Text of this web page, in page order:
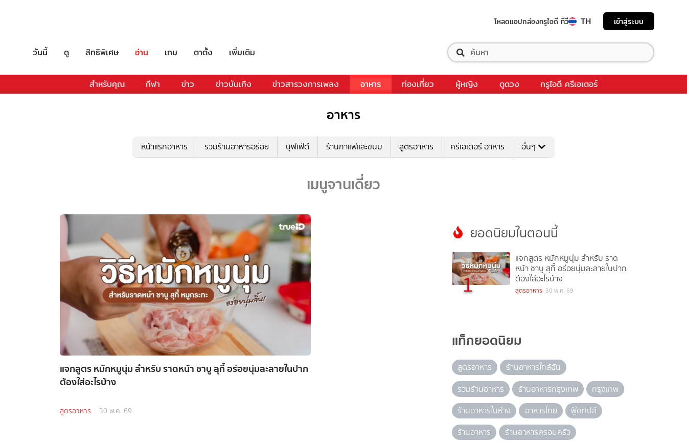
โหลดแอปกล่องทรูไอดี ทีวี TH เข้าสู่ระบบ
วันนี้ ดู สิทธิพิเศษ อ่าน เกม ตาตั้ง เพิ่มเติม
สำหรับคุณ กีฬา ข่าว ข่าวบันเทิง ข่าวสารวงการเพลง อาหาร ท่องเที่ยว ผู้หญิง ดูดวง ทรูไอดี ครีเอเตอร์
อาหาร
หน้าแรกอาหาร รวมร้านอาหารอร่อย บุฟเฟ่ต์ ร้านกาแฟและขนม สูตรอาหาร ครีเอเตอร์ อาหาร อื่นๆ
เมนูจานเดี่ยว
แจกสูตร หมักหมูนุ่ม สำหรับ ราดหน้า ชาบู สุกี้ อร่อยนุ่มละลายในปาก
ต้องใส่อะไรบ้าง
สูตรอาหาร 30 พ.ค. 69
ยอดนิยมในตอนนี้
1
แจกสูตร หมักหมูนุ่ม สำหรับ ราด
หน้า ชาบู สุกี้ อร่อยนุ่มละลายในปาก
ต้องใส่อะไรบ้าง
สูตรอาหาร 30 พ.ค. 69
แท็กยอดนิยม
สูตรอาหาร
ร้านอาหารใกล้ฉัน
รวมร้านอาหาร
ร้านอาหารกรุงเทพ
กรุงเทพ
ร้านอาหารในห้าง
อาหารไทย
ฟู้ดทิปส์
ร้านอาหาร
ร้านอาหารครอบครัว